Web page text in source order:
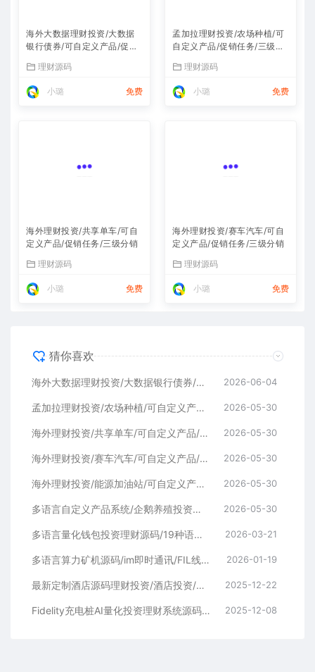
海外大数据理财投资/大数据
银行债券/可自定义产品/促销
理财源码
小璐 免费
孟加拉理财投资/农场种植/可
自定义产品/促销任务/三级分
理财源码
小璐 免费
海外理财投资/共享单车/可自
定义产品/促销任务/三级分销
理财源码
小璐 免费
海外理财投资/赛车汽车/可自
定义产品/促销任务/三级分销
理财源码
小璐 免费
猜你喜欢
海外大数据理财投资/大数据银行债券/可自定义产品/促销任务/三级分销 2026-06-04
孟加拉理财投资/农场种植/可自定义产品/促销任务/三级分销 2026-05-30
海外理财投资/共享单车/可自定义产品/促销任务/三级分销 2026-05-30
海外理财投资/赛车汽车/可自定义产品/促销任务/三级分销 2026-05-30
海外理财投资/能源加油站/可自定义产品/促销任务/三级分销 2026-05-30
多语言自定义产品系统/企鹅养殖投资返利/一键安装 2026-05-30
多语言量化钱包投资理财源码/19种语言+行情实时数据 2026-03-21
多语言算力矿机源码/im即时通讯/FIL线性释放/脚本齐全/搭建教程 2026-01-19
最新定制酒店源码理财投资/酒店投资/前端编译后 2025-12-22
Fidelity充电桩AI量化投资理财系统源码 | 前端UniApp+后端PHP开源完整版 2025-12-08